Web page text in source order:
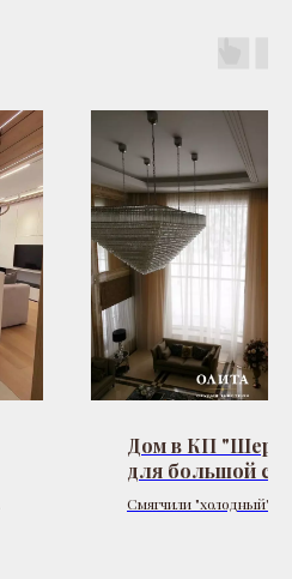
Дом в КП
для большой
Смягчили "холодный"